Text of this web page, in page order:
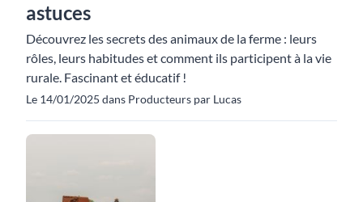
astuces
Découvrez les secrets des animaux de la ferme : leurs
rôles, leurs habitudes et comment ils participent à la vie
rurale. Fascinant et éducatif !
Le 14/01/2025 dans Producteurs par Lucas